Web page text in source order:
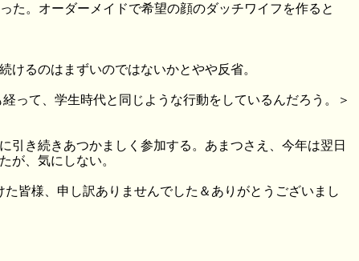
た。オーダーメイドで希望の顔のダッチワイフを作ると
るのはまずいのではないかとやや反省。
って、学生時代と同じような行動をしているんだろう。＞
き続きあつかましく参加する。あまつさえ、今年は翌日
が、気にしない。
皆様、申し訳ありませんでした＆ありがとうございまし